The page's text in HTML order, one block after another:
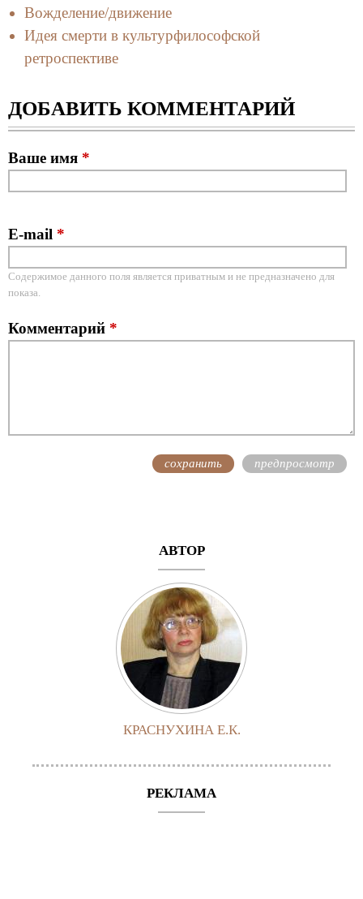
Вожделение/движение
Идея смерти в культурфилософской
ретроспективе
ДОБАВИТЬ КОММЕНТАРИЙ
Ваше имя *
E-mail *
Содержимое данного поля является приватным и не предназначено для
показа.
Комментарий *
АВТОР
КРАСНУХИНА Е.К.
РЕКЛАМА